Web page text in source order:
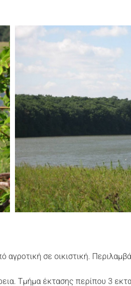
σε οικιστική.
Τμήμα έκτασης περίπου 3